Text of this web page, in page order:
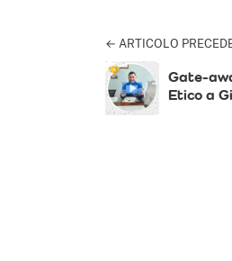
← ARTICOLO
Gate-
Etico a